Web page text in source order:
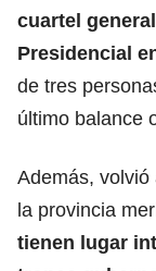
cuartel
Presidencial
de tres
último balance
Además,
la provincia
tienen lugar